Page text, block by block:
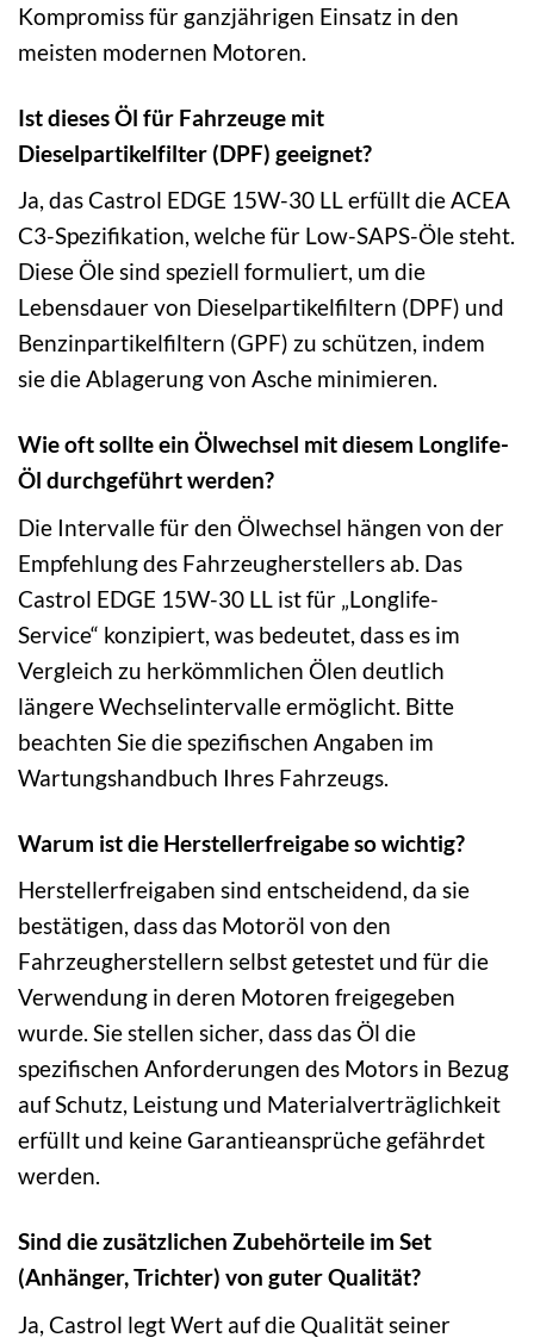
Kompromiss für ganzjährigen Einsatz in den
meisten modernen Motoren.
Ist dieses Öl für Fahrzeuge mit
Dieselpartikelfilter (DPF) geeignet?
Ja, das Castrol EDGE 15W-30 LL erfüllt die ACEA
C3-Spezifikation, welche für Low-SAPS-Öle steht.
Diese Öle sind speziell formuliert, um die
Lebensdauer von Dieselpartikelfiltern (DPF) und
Benzinpartikelfiltern (GPF) zu schützen, indem
sie die Ablagerung von Asche minimieren.
Wie oft sollte ein Ölwechsel mit diesem Longlife-
Öl durchgeführt werden?
Die Intervalle für den Ölwechsel hängen von der
Empfehlung des Fahrzeugherstellers ab. Das
Castrol EDGE 15W-30 LL ist für „Longlife-
Service“ konzipiert, was bedeutet, dass es im
Vergleich zu herkömmlichen Ölen deutlich
längere Wechselintervalle ermöglicht. Bitte
beachten Sie die spezifischen Angaben im
Wartungshandbuch Ihres Fahrzeugs.
Warum ist die Herstellerfreigabe so wichtig?
Herstellerfreigaben sind entscheidend, da sie
bestätigen, dass das Motoröl von den
Fahrzeugherstellern selbst getestet und für die
Verwendung in deren Motoren freigegeben
wurde. Sie stellen sicher, dass das Öl die
spezifischen Anforderungen des Motors in Bezug
auf Schutz, Leistung und Materialverträglichkeit
erfüllt und keine Garantieansprüche gefährdet
werden.
Sind die zusätzlichen Zubehörteile im Set
(Anhänger, Trichter) von guter Qualität?
Ja, Castrol legt Wert auf die Qualität seiner